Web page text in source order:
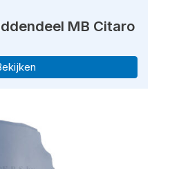
MB Citaro